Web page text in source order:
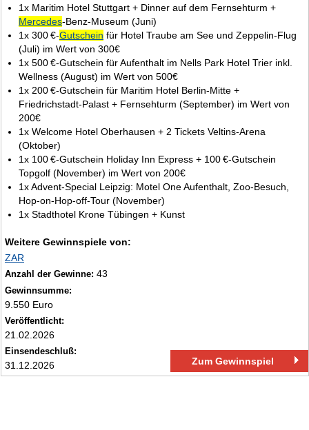
1x Maritim Hotel Stuttgart + Dinner auf dem Fernsehturm +
Mercedes‑Benz‑Museum (Juni)
1x 300 €‑Gutschein für Hotel Traube am See und Zeppelin‑Flug
(Juli) im Wert von 300€
1x 500 €‑Gutschein für Aufenthalt im Nells Park Hotel Trier inkl.
Wellness (August) im Wert von 500€
1x 200 €‑Gutschein für Maritim Hotel Berlin‑Mitte +
Friedrichstadt‑Palast + Fernsehturm (September) im Wert von
200€
1x Welcome Hotel Oberhausen + 2 Tickets Veltins‑Arena
(Oktober)
1x 100 €‑Gutschein Holiday Inn Express + 100 €‑Gutschein
Topgolf (November) im Wert von 200€
1x Advent‑Special Leipzig: Motel One Aufenthalt, Zoo‑Besuch,
Hop‑on‑Hop‑off‑Tour (November)
1x Stadthotel Krone Tübingen + Kunst
Weitere Gewinnspiele von:
ZAR
Anzahl der Gewinne: 43
Gewinnsumme:
9.550 Euro
Veröffentlicht:
21.02.2026
Einsendeschluß:
31.12.2026 Zum Gewinnspiel